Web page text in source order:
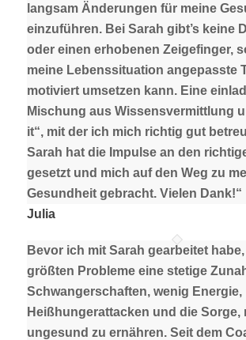
langsam Änderungen für meine
einzuführen. Bei Sarah gibt’s keine
oder einen erhobenen Zeigefinger,
meine Lebenssituation angepasste
motiviert umsetzen kann. Eine
Mischung aus Wissensvermittlung
it“, mit der ich mich richtig gut
Sarah hat die Impulse an den
gesetzt und mich auf den Weg zu
Gesundheit gebracht. Vielen Dank!“
Julia
Bevor ich mit Sarah gearbeitet
größten Probleme eine stetige
Schwangerschaften, wenig Energie,
Heißhungerattacken und die Sorge,
ungesund zu ernähren. Seit dem